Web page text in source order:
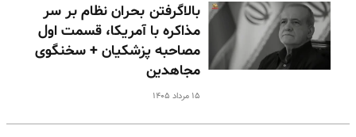
بالا‌گرفتن بحران نظام بر سر
مذاکره با آمریکا، قسمت اول
مصاحبه پزشکیان + سخنگوی
مجاهدین
۱۵ مرداد ۱۴۰۵